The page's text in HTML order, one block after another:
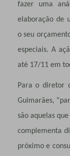
fazer uma
elaboração de
o seu
especiais. A
até 17/11 em
Para o diretor
Guimarães,
são aquelas
complementa
próximo e